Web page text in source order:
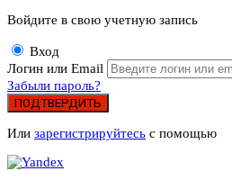
Войдите в свою учетную запись
Вход
Логин или Email
Забыли пароль?
ПОДТВЕРДИТЬ
Или зарегистрируйтесь с помощью